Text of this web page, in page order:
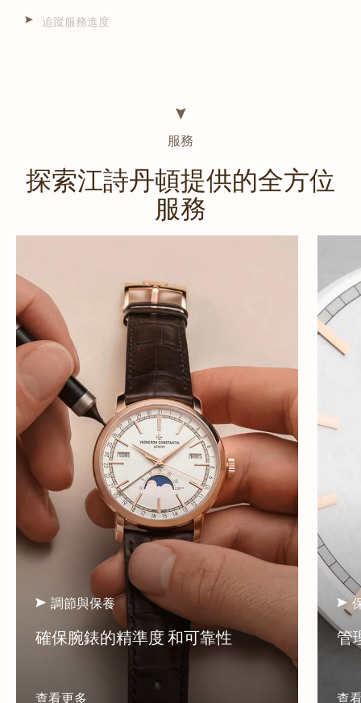
追蹤服務進度
服務
探索江詩丹頓提供的全方位
服務
調節與保養
確保腕錶的精準度 和可靠性
查看更多
管
查